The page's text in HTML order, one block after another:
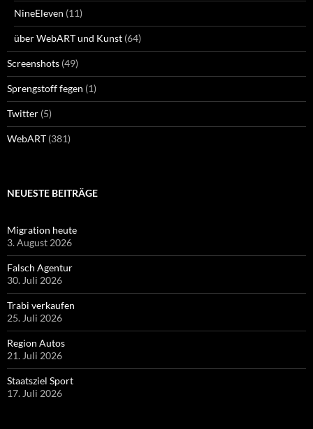
NineEleven (11)
über WebART und Kunst (64)
Screenshots (49)
Sprengstoff fegen (1)
Twitter (5)
WebART (381)
NEUESTE BEITRÄGE
Migration heute
3. August 2026
Falsch Agentur
30. Juli 2026
Trabi verkaufen
25. Juli 2026
Region Autos
21. Juli 2026
Staatsziel Sport
17. Juli 2026